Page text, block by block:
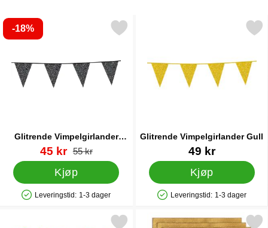
-18%
Glitrende Vimpelgirlander
Svart
Varenummer 31502
ny pris
45 kr gammel pris
55 kr
Kjøp
Produkttilgjengelighet: På lager
Leveringstid: 1-3 dager
Merk glitrende Vimpelgirlander Svart som favoritt
Glitrende Vimpelgirlander Gull
Varenummer 31509
49 kr
Kjøp
Produkttilgjengelighet: På lager
Leveringstid: 1-3 dager
Merk glitrende
Merk tallballong Metallic Gull som favoritt
Merk engangsservietter Gull 24